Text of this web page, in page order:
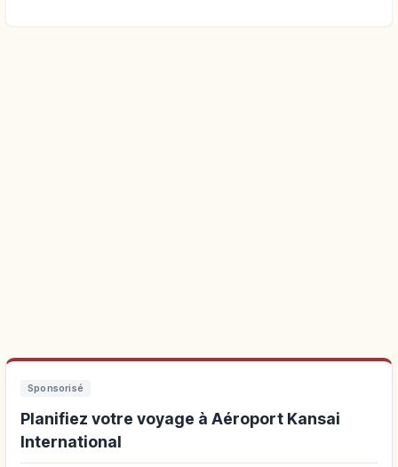
Sponsorisé
Planifiez votre voyage à Aéroport Kansai
International